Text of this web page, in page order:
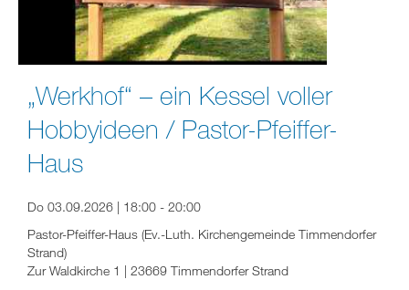
„Werkhof“ – ein Kessel voller
Hobbyideen / Pastor-Pfeiffer-
Haus
Do 03.09.2026 | 18:00 - 20:00
Pastor-Pfeiffer-Haus (Ev.-Luth. Kirchengemeinde Timmendorfer
Strand)
Zur Waldkirche 1 | 23669 Timmendorfer Strand